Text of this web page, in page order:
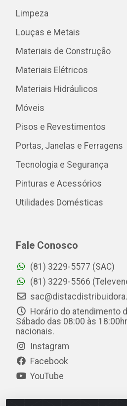
Limpeza
Louças e Metais
Materiais de Construção
Materiais Elétricos
Materiais Hidráulicos
Móveis
Pisos e Revestimentos
Portas, Janelas e Ferragens
Tecnologia e Segurança
Pinturas e Acessórios
Utilidades Domésticas
Fale Conosco
(81) 3229-5577 (SAC)
(81) 3229-5566
Horário do atendimento
Sábado das 08:00 às
nacionais.
Instagram
Facebook
YouTube